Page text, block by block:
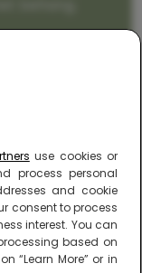
use cookies or
process personal
and cookie
consent to process
interest. You can
based on
“Learn More” or in